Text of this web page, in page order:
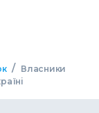
/ Власники